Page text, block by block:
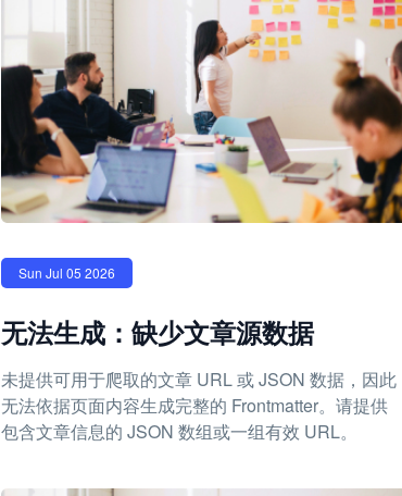
Sun Jul 05 2026
无法生成：缺少文章源数据
未提供可用于爬取的文章 URL 或 JSON 数据，因此
无法依据页面内容生成完整的 Frontmatter。请提供
包含文章信息的 JSON 数组或一组有效 URL。